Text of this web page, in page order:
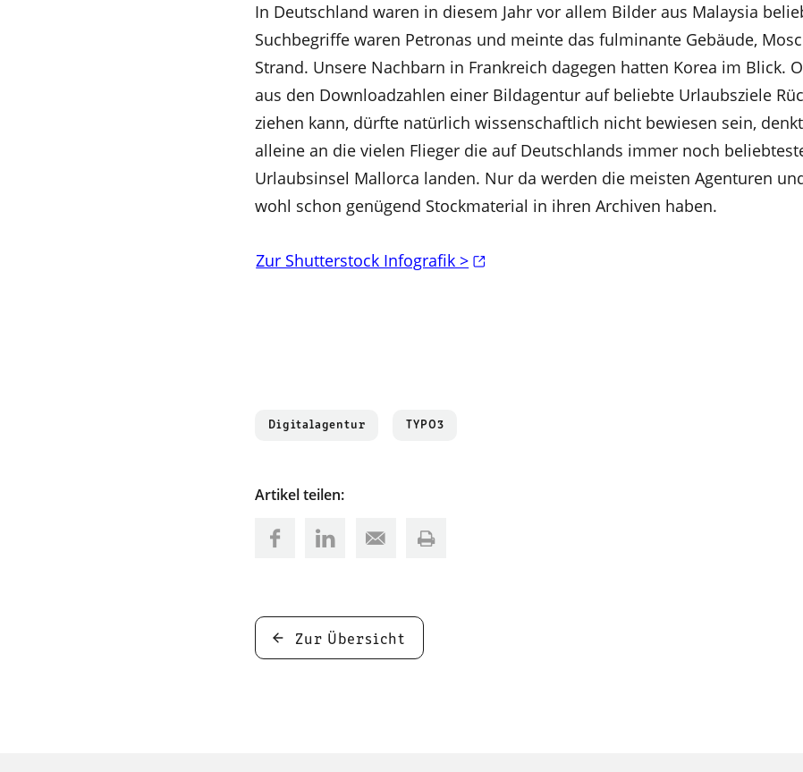
In Deutschland waren in diesem Jahr vor allem Bilder aus Malaysia
Suchbegriffe waren Petronas und meinte das fulminante Gebäude,
Strand. Unsere Nachbarn in Frankreich dagegen hatten Korea im Blick.
aus den Downloadzahlen einer Bildagentur auf beliebte Urlaubsziele
ziehen kann, dürfte natürlich wissenschaftlich nicht bewiesen sein,
alleine an die vielen Flieger die auf Deutschlands immer noch
Urlaubsinsel Mallorca landen. Nur da werden die meisten Agenturen
wohl schon genügend Stockmaterial in ihren Archiven haben.
Zur Shutterstock Infografik >
Digitalagentur TYPO3
Artikel teilen:
Zur Übersicht